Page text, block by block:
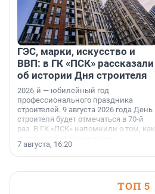
ГЭС, марки, искусство и
ВВП: в ГК «ПСК» рассказали
об истории Дня строителя
2026-й — юбилейный год
профессионального праздника
строителей. 9 августа 2026 года День
строителя будет отмечаться в 70-й
раз. В ГК «ПСК» напомнили о том, как
поменялась роль строительства.
7 августа, 16:20
ТОП 5